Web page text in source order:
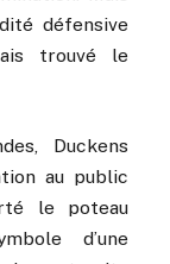
défensive
trouvé le
Duckens
au public
le poteau
d’une